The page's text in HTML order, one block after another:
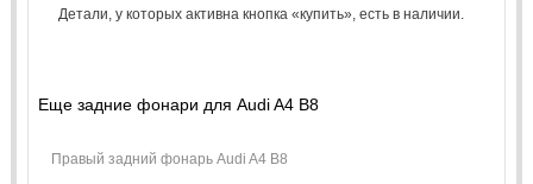
Детали, у которых активна кнопка «купить», есть в наличии.
Еще задние фонари для Audi A4 B8
Правый задний фонарь Audi A4 B8